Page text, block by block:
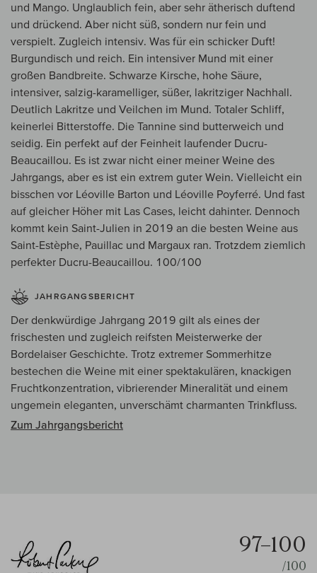
und Mango. Unglaublich fein, aber sehr ätherisch duftend
und drückend. Aber nicht süß, sondern nur fein und
verspielt. Zugleich intensiv. Was für ein schicker Duft!
Burgundisch und reich. Ein intensiver Mund mit einer
großen Bandbreite. Schwarze Kirsche, hohe Säure,
intensiver, salzig-karamelliger, süßer, lakritziger Nachhall.
Deutlich Lakritze und Veilchen im Mund. Totaler Schliff,
keinerlei Bitterstoffe. Die Tannine sind butterweich und
seidig. Ein perfekt auf der Feinheit laufender Ducru-
Beaucaillou. Es ist zwar nicht einer meiner Weine des
Jahrgangs, aber es ist ein extrem guter Wein. Vielleicht ein
bisschen vor Léoville Barton und Léoville Poyferré. Und fast
auf gleicher Höher mit Las Cases, leicht dahinter. Dennoch
kommt kein Saint-Julien in 2019 an die besten Weine aus
Saint-Estèphe, Pauillac und Margaux ran. Trotzdem ziemlich
perfekter Ducru-Beaucaillou. 100/100
JAHRGANGSBERICHT
Der denkwürdige Jahrgang 2019 gilt als eines der
frischesten und zugleich reifsten Meisterwerke der
Bordelaiser Geschichte. Trotz extremer Sommerhitze
bestechen die Weine mit einer spektakulären, knackigen
Fruchtkonzentration, vibrierender Mineralität und einem
ungemein eleganten, unverschämt charmanten Trinkfluss.
Zum Jahrgangsbericht
97–100
/100